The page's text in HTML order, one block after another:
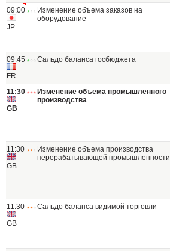
09:00
JP
Изменение объема заказов на
оборудование
09:45
FR
Сальдо баланса госбюджета
11:30
GB
Изменение объема промышленного
производства
11:30
GB
Изменение объема производства
перерабатывающей промышленности
11:30
GB
Сальдо баланса видимой торговли